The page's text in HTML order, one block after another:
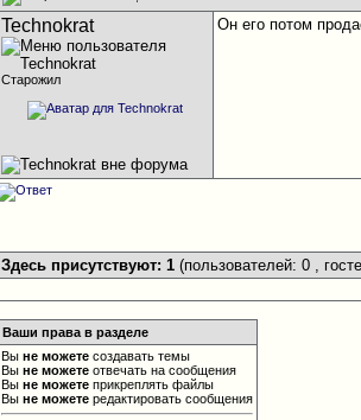
Technokrat
Старожил
Он его потом
Здесь присутствуют: 1(пользователей: 0 ,
Ваши права в разделе
Выне можете создавать темы
Выне можете отвечать на сообщения
Выне можете прикреплять файлы
Выне можете редактировать сообщения